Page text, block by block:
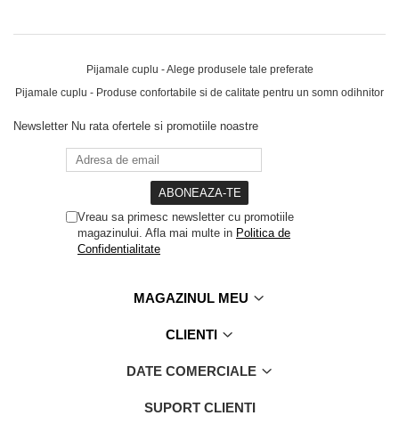
Pijamale cuplu - Alege produsele tale preferate
Pijamale cuplu - Produse confortabile si de calitate pentru un somn odihnitor
Newsletter Nu rata ofertele si promotiile noastre
Vreau sa primesc newsletter cu promotiile
magazinului. Afla mai multe in Politica de
Confidentialitate
MAGAZINUL MEU
CLIENTI
DATE COMERCIALE
SUPORT CLIENTI